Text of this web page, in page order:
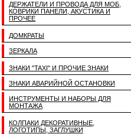
ДЕРЖАТЕЛИ И ПРОВОДА ДЛЯ МОБ,
КОВРИКИ ПАНЕЛИ, АКУСТИКА И
ПРОЧЕЕ
ДОМКРАТЫ
ЗЕРКАЛА
ЗНАКИ "TAXI" И ПРОЧИЕ ЗНАКИ
ЗНАКИ АВАРИЙНОЙ ОСТАНОВКИ
ИНСТРУМЕНТЫ И НАБОРЫ ДЛЯ
МОНТАЖА
КОЛПАКИ ДЕКОРАТИВНЫЕ,
ЛОГОТИПЫ, ЗАГЛУШКИ